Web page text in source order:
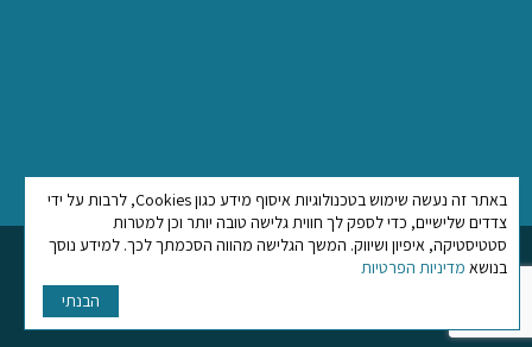
באתר זה נעשה שימוש בטכנולוגיות איסוף מידע כגון Cookies, לרבות על ידי
צדדים שלישיים, כדי לספק לך חווית גלישה טובה יותר וכן למטרות
סטטיסטיקה, איפיון ושיווק. המשך הגלישה מהווה הסכמתך לכך. למידע נוסך
בנושא מדיניות הפרטיות
הבנתי
הצהרת נגישות